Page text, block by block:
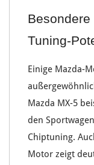
Tuning-
Einige Mazda-
Mazda MX-5
den Sportwagen
Chiptuning.
Motor zeigt